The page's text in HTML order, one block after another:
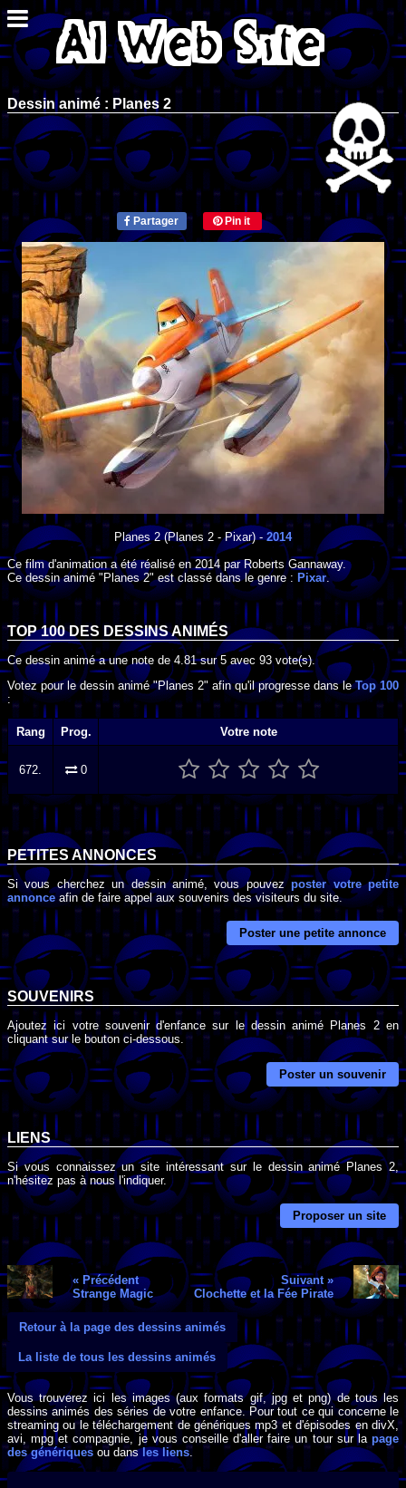
Dessin animé : Planes 2
Partager Pin it
Planes 2(Planes 2 - Pixar) -2014
Ce film d'animation a été réalisé en 2014 parRoberts Gannaway.
Ce dessin animé "Planes 2" est classé dans le genre : Pixar.
TOP 100 DESDESSINS ANIMÉS
Ce dessin animé a une note de4.81sur5 avec 93vote(s).
Votez pour le dessin animé "Planes 2" afin qu'il progresse dans leTop 100
:
Rang Prog. Votre note
672. 0
PETITES ANNONCES
Si vous cherchez un dessin animé, vous pouvezposter votre petite
annonceafin de faire appel aux souvenirs des visiteurs du site.
Poster une petite annonce
SOUVENIRS
Ajoutez ici votre souvenir d'enfance sur le dessin animé Planes 2 en
cliquant sur le bouton ci-dessous.
Poster un souvenir
LIENS
Si vous connaissez un site intéressant sur le dessin animé Planes 2,
n'hésitez pas à nous l'indiquer.
Proposer un site
« Précédent
Strange Magic
Suivant »
Clochette et la Fée Pirate
Retour à la page des dessins animés
La liste de tous les dessins animés
Vous trouverez ici les images (aux formats gif, jpg et png) de tous les
dessins animés des séries de votre enfance. Pour tout ce qui concerne le
streaming ou le téléchargement de génériques mp3 et d'épisodes en divX,
avi, mpg et compagnie, je vous conseille d'aller faire un tour sur la page
des génériques ou dansles liens.